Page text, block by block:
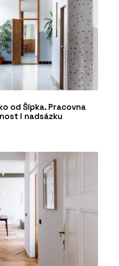
od Šípka. Pracovna
i nadsázku